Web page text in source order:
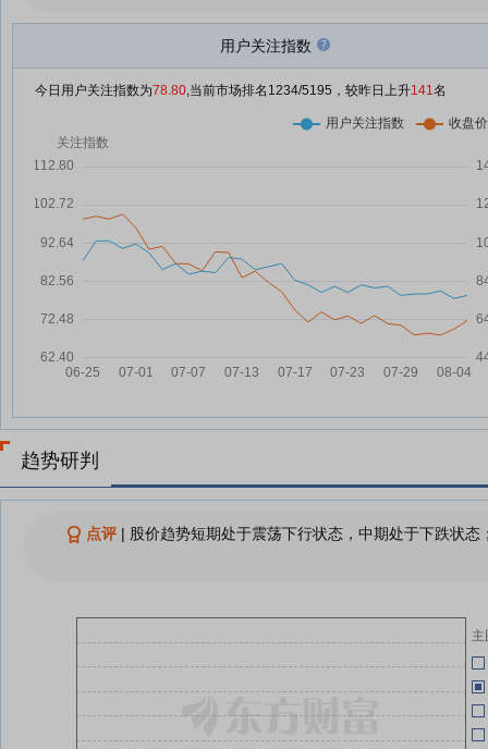
测试，下一代星座进入部署准备阶
段；国家能源局印发《新型电力系
统建设“十五五”规划》——《投资
早参》
布局材料创新与新兴应用 “上市公
08-03
信维通信8月3日快速回调
08-03
科技反扑+巨头涨价！MLCC表现
07-31
不属实
07-31
07-31
信维通信：融资净偿还2.48亿元，
融资余额47.26亿元
信维通信：公司目前商业卫星通信
MLCC赛道升温 上市公司发力高
端市场
05-08
05-08
04-24
用户关注指数
今日用户关注指数为78.80,当前市场排名 1234/5195，较昨日上升141名
趋势研判
点评| 股价趋势短期处于震荡下行状态，中期处于下跌状
主